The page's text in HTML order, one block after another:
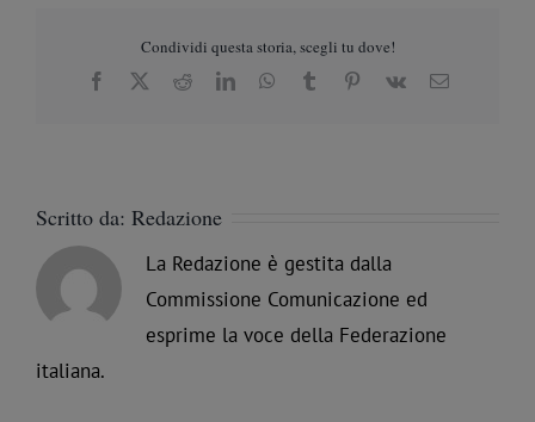
Condividi questa storia, scegli tu dove!
Facebook RedditLinkedInWhatsApp
Tumblr Pinterest
Vk Email
Scritto da: Redazione
La Redazione è gestita dalla
Commissione Comunicazione ed
esprime la voce della Federazione
italiana.